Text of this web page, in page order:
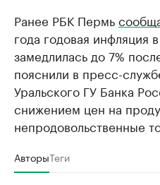
Ранее РБК Пермь
года годовая инфляция
замедлилась до 7%
пояснили в пресс-
Уральского ГУ Банка
снижением цен на
непродовольственные
АвторыТеги